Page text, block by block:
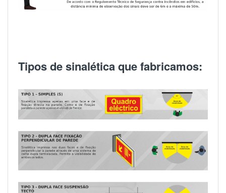
Tipos de sinalética que fabricamos: